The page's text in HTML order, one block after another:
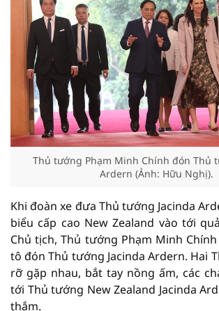
Thủ tướng Phạm Minh Chính đón Thủ
Ardern (Ảnh: Hữu Nghị).
Khi đoàn xe đưa Thủ tướng Jacinda
biểu cấp cao New Zealand vào tới
Chủ tịch, Thủ tướng Phạm Minh
tô đón Thủ tướng Jacinda Ardern. Hai
rỡ gặp nhau, bắt tay nồng ấm, các
tới Thủ tướng New Zealand Jacinda
thắm.